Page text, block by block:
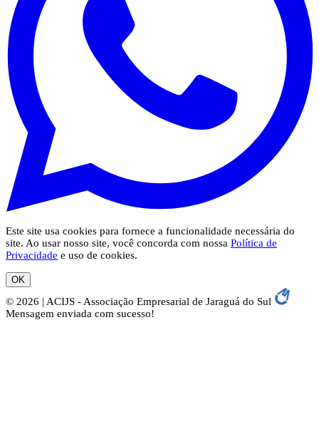
Este site usa cookies para fornece a funcionalidade necessária do
site. Ao usar nosso site, você concorda com nossa Política de
Privacidade e uso de cookies.
OK
© 2026 | ACIJS - Associação Empresarial de Jaraguá do Sul
Mensagem enviada com sucesso!